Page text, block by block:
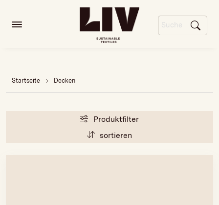
Startseite Decken
Produktfilter
sortieren